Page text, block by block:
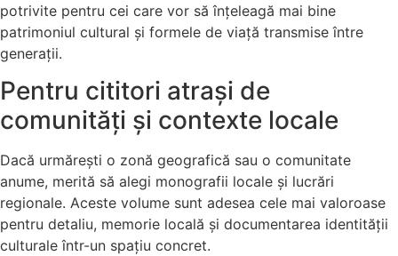
potrivite pentru cei care vor să înțeleagă mai bine
patrimoniul cultural și formele de viață transmise între
generații.
Pentru cititori atrași de
comunități și contexte locale
Dacă urmărești o zonă geografică sau o comunitate
anume, merită să alegi monografii locale și lucrări
regionale. Aceste volume sunt adesea cele mai valoroase
pentru detaliu, memorie locală și documentarea identității
culturale într-un spațiu concret.